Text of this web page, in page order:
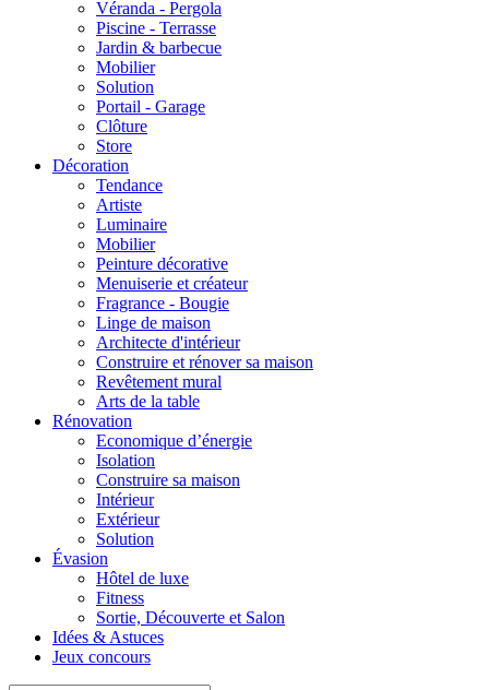
Véranda - Pergola
Piscine - Terrasse
Jardin & barbecue
Mobilier
Solution
Portail - Garage
Clôture
Store
Décoration
Tendance
Artiste
Luminaire
Mobilier
Peinture décorative
Menuiserie et créateur
Fragrance - Bougie
Linge de maison
Architecte d'intérieur
Construire et rénover sa maison
Revêtement mural
Arts de la table
Rénovation
Economique d’énergie
Isolation
Construire sa maison
Intérieur
Extérieur
Solution
Évasion
Hôtel de luxe
Fitness
Sortie, Découverte et Salon
Idées & Astuces
Jeux concours